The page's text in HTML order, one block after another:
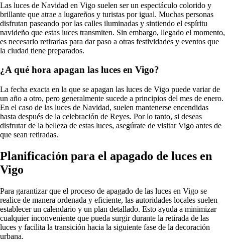
Las luces de Navidad en Vigo suelen ser un espectáculo colorido y
brillante que atrae a lugareños y turistas por igual. Muchas personas
disfrutan paseando por las calles iluminadas y sintiendo el espíritu
navideño que estas luces transmiten. Sin embargo, llegado el momento,
es necesario retirarlas para dar paso a otras festividades y eventos que
la ciudad tiene preparados.
¿A qué hora apagan las luces en Vigo?
La fecha exacta en la que se apagan las luces de Vigo puede variar de
un año a otro, pero generalmente sucede a principios del mes de enero.
En el caso de las luces de Navidad, suelen mantenerse encendidas
hasta después de la celebración de Reyes. Por lo tanto, si deseas
disfrutar de la belleza de estas luces, asegúrate de visitar Vigo antes de
que sean retiradas.
Planificación para el apagado de luces en
Vigo
Para garantizar que el proceso de apagado de las luces en Vigo se
realice de manera ordenada y eficiente, las autoridades locales suelen
establecer un calendario y un plan detallado. Esto ayuda a minimizar
cualquier inconveniente que pueda surgir durante la retirada de las
luces y facilita la transición hacia la siguiente fase de la decoración
urbana.